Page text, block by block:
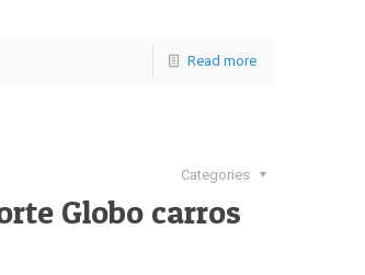
Read more
Categories
Globo carros